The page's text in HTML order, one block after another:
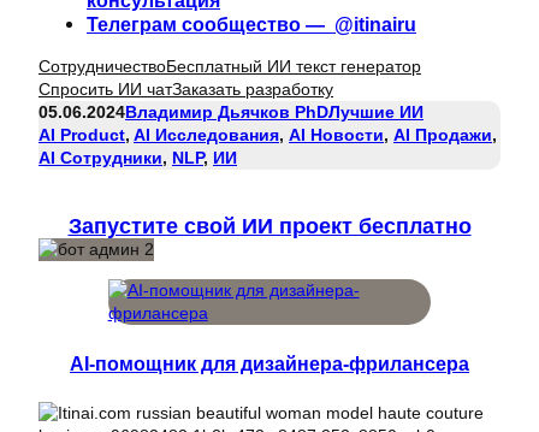
Телеграм сообщество — @itinairu
СотрудничествоБесплатный ИИ текст генератор
Спросить ИИ чатЗаказать разработку
05.06.2024Владимир Дьячков PhDЛучшие ИИ
AI Product, AI Исследования, AI Новости, AI Продажи
AI Сотрудники, NLP, ИИ
Запустите свой ИИ проект бесплатно
AI-помощник для дизайнера-фрилансера